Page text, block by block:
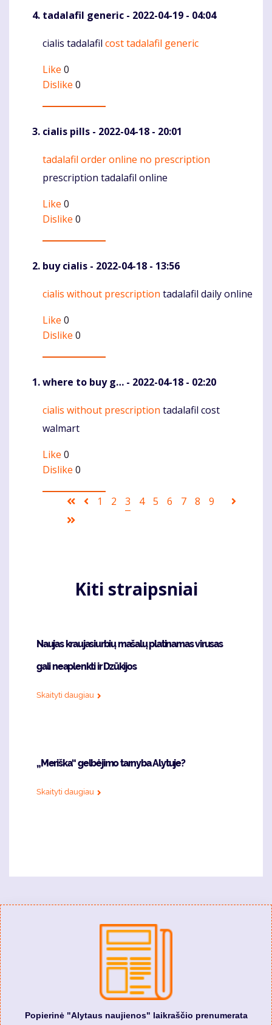
tadalafil generic - 2022-04-19 - 04:04
Komentaras
cialis tadalafil cost tadalafil generic
Like 0
Dislike 0
cialis pills - 2022-04-18 - 20:01
Komentaras
tadalafil order online no prescription
prescription tadalafil online
Like 0
Dislike 0
buy cialis - 2022-04-18 - 13:56
Komentaras
cialis without prescription tadalafil daily online
Like 0
Dislike 0
where to buy g… - 2022-04-18 - 02:20
Komentaras
cialis without prescription tadalafil cost
walmart
Like 0
Dislike 0
Pagination
First Ankstesnis
Puslapis
1 Puslapis
2
Current
3 Puslapis
4 Puslapis
5 Puslapis
6 Puslapis
7 Puslapis
8 Puslapis
9
Kiti straipsniai
Naujas kraujasiurbių mašalų platinamas virusas
gali neaplenkti ir Dzūkijos
Skaityti daugiau
„Meriška“ gelbėjimo tarnyba Alytuje?
Skaityti daugiau
Popierinė "Alytaus naujienos" laikraščio prenumerata